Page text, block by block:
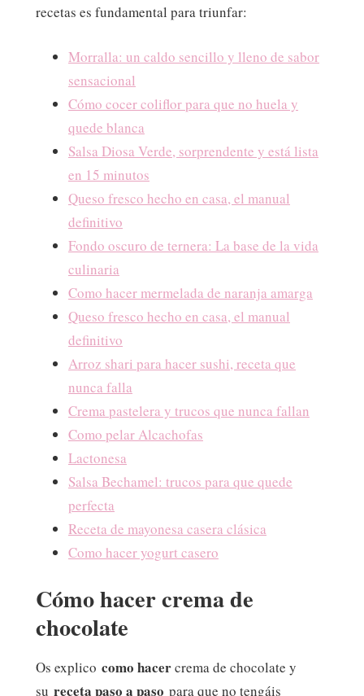
recetas es fundamental para triunfar:
Morralla: un caldo sencillo y lleno de sabor
sensacional
Cómo cocer coliflor para que no huela y
quede blanca
Salsa Diosa Verde, sorprendente y está lista
en 15 minutos
Queso fresco hecho en casa, el manual
definitivo
Fondo oscuro de ternera: La base de la vida
culinaria
Como hacer mermelada de naranja amarga
Queso fresco hecho en casa, el manual
definitivo
Arroz shari para hacer sushi, receta que
nunca falla
Crema pastelera y trucos que nunca fallan
Como pelar Alcachofas
Lactonesa
Salsa Bechamel: trucos para que quede
perfecta
Receta de mayonesa casera clásica
Como hacer yogurt casero
Cómo hacer crema de
chocolate
Os explico como hacercrema de chocolate y
su receta paso a paso para que no tengáis